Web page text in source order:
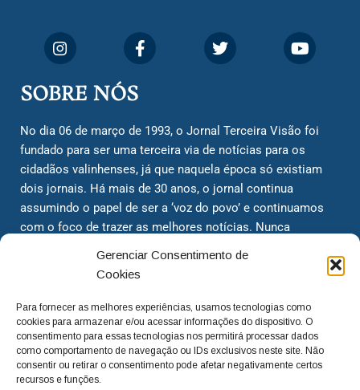
Gerenciar Consentimento de
Cookies
Para fornecer as melhores experiências, usamos tecnologias como
cookies para armazenar e/ou acessar informações do dispositivo. O
consentimento para essas tecnologias nos permitirá processar dados
como comportamento de navegação ou IDs exclusivos neste site. Não
consentir ou retirar o consentimento pode afetar negativamente certos
recursos e funções.
SOBRE NÓS
No dia 06 de março de 1993, o Jornal Terceira Visão foi
fundado para ser uma terceira via de notícias para os
cidadãos valinhenses, já que naquela época só existiam
dois jornais. Há mais de 30 anos, o jornal continua
assumindo o papel de ser a ‘voz do povo’ e continuamos
com o foco de trazer as melhores notícias. Nunca
‘esquecidos’. Informar é a nossa missão!
adm@jtv.com.br
(19) 3929-6225